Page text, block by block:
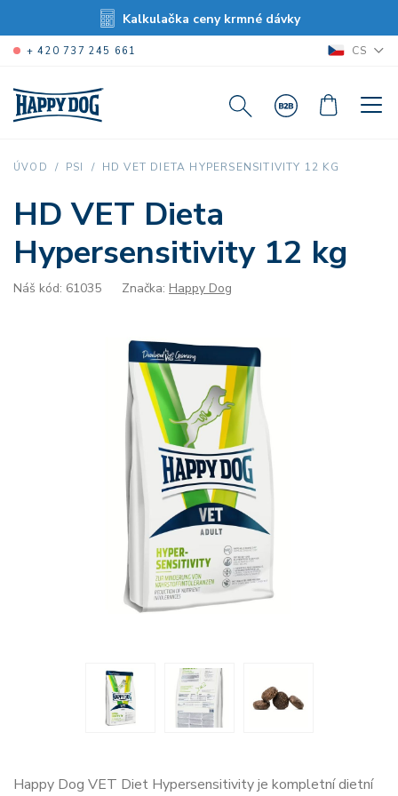
Kalkulačka ceny krmné dávky
+ 420 737 245 661 CS
ÚVOD PSI HD VET DIETA HYPERSENSITIVITY 12 KG
HD VET Dieta
Hypersensitivity 12 kg
Náš kód: 61035 Značka: Happy Dog
Happy Dog VET Diet Hypersensitivity je kompletní dietní